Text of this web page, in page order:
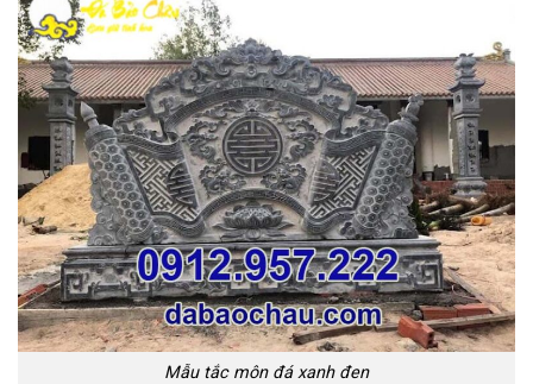
Mẫu tắc môn đá xanh đen